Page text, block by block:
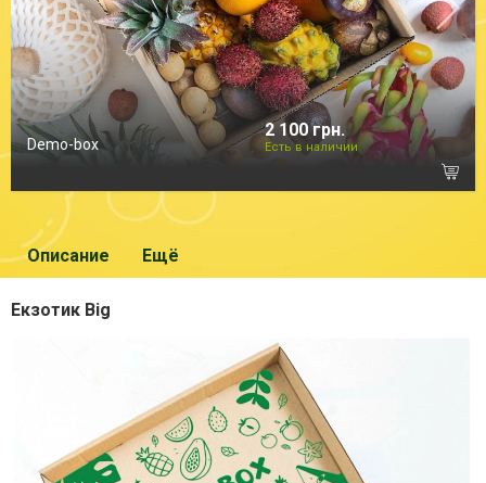
Demo-box
2 100 грн.
Есть в наличии
Описание Ещё
Екзотик Big